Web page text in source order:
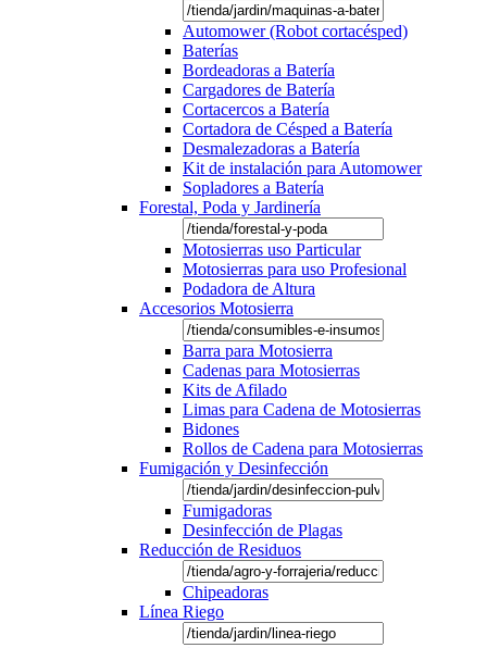
Automower (Robot cortacésped)
Baterías
Bordeadoras a Batería
Cargadores de Batería
Cortacercos a Batería
Cortadora de Césped a Batería
Desmalezadoras a Batería
Kit de instalación para Automower
Sopladores a Batería
Forestal, Poda y Jardinería
Motosierras uso Particular
Motosierras para uso Profesional
Podadora de Altura
Accesorios Motosierra
Barra para Motosierra
Cadenas para Motosierras
Kits de Afilado
Limas para Cadena de Motosierras
Bidones
Rollos de Cadena para Motosierras
Fumigación y Desinfección
Fumigadoras
Desinfección de Plagas
Reducción de Residuos
Chipeadoras
Línea Riego